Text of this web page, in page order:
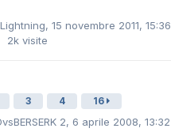
, 15 novembre 2011, 15:36
2k visite
3 4 16
2, 6 aprile 2008, 13:32